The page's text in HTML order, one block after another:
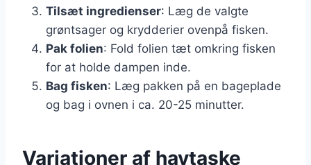
Tilsæt ingredienser: Læg de valgte
grøntsager og krydderier ovenpå fisken.
Pak folien: Fold folien tæt omkring fisken
for at holde dampen inde.
Bag fisken: Læg pakken på en bageplade
og bag i ovnen i ca. 20-25 minutter.
Variationer af havtaske